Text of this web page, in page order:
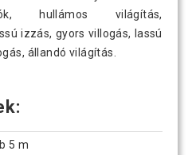
hullámos világítás,
izzás, gyors villogás, lassú
állandó világítás.
5 m